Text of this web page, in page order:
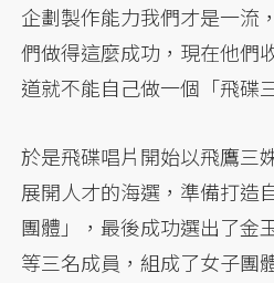
企劃製作能力我們才是一流
們做得這麼成功，現在他們
道就不能自己做一個「飛碟
於是飛碟唱片開始以飛鷹三
展開人才的海選，準備打造
團體」，最後成功選出了金
等三名成員，組成了女子團